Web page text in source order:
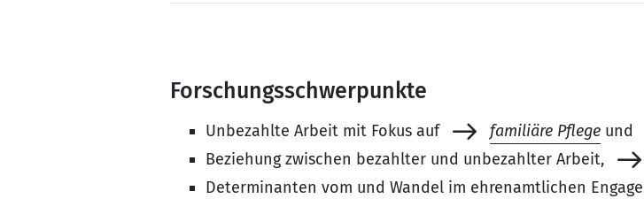
Forschungsschwerpunkte
Unbezahlte Arbeit mit Fokus auf familiäre Pflege und
Beziehung zwischen bezahlter und unbezahlter Arbeit,
Determinanten vom und Wandel im ehrenamtlichen